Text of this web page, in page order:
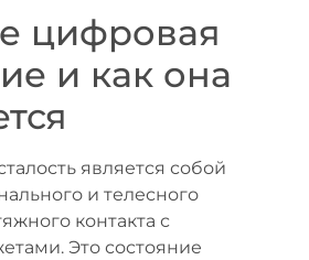
цифровая
и как она
является собой
и телесного
контакта с
Это состояние